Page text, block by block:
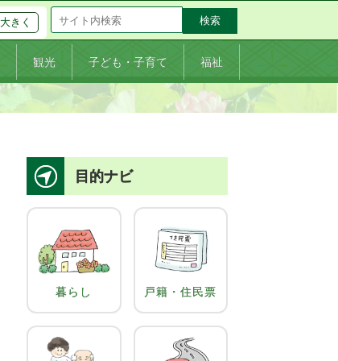
大きく
観光 子ども・子育て 福祉
目的ナビ
暮らし 戸籍・住民票